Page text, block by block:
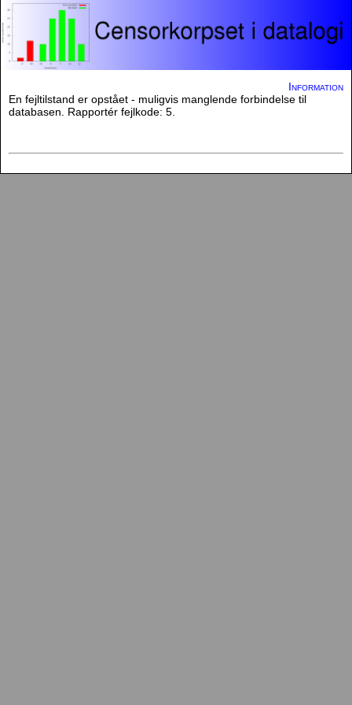
Information
En fejltilstand er opstået - muligvis manglende forbindelse til
databasen. Rapportér fejlkode: 5.